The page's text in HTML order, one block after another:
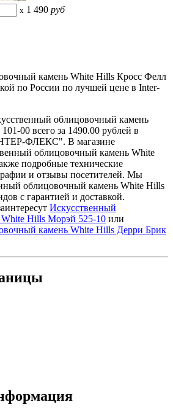
x 1 490 руб
камень White Hills Кросс Фелл
по России по лучшей цене в Inter-
облицовочный камень
00 всего за 1490.00 рублей в
ФЛЕКС". В магазине
облицовочный камень White
подробные технические
и отзывы посетителей. Мы
облицовочный камень White Hills
с гарантией и доставкой.
Искусственный
Hills Морэй 525-10 или
камень White Hills Дерри Брик